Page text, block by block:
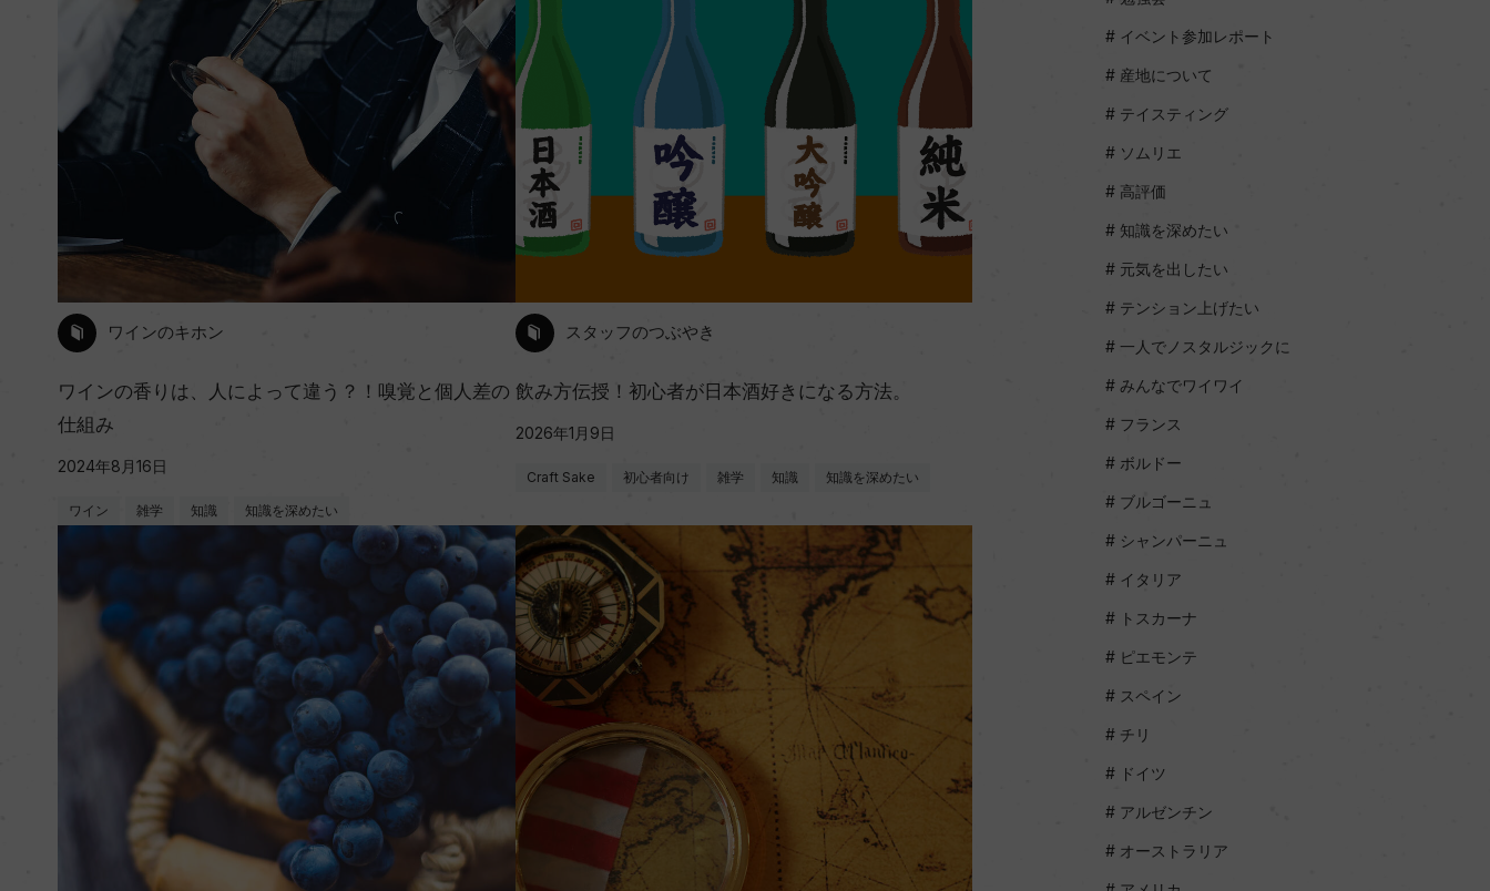
ワインのキホン
ワインの香りは、人によって違う？！嗅覚と個人差の
仕組み
2024年8月16日
ワイン 雑学 知識 知識を深めたい
スタッフのつぶやき
飲み方伝授！初心者が日本酒好きになる方法。
2026年1月9日
Craft Sake 初心者向け 雑学 知識 知識を深めたい
イベント参加レポート
産地について
テイスティング
ソムリエ
高評価
知識を深めたい
元気を出したい
テンション上げたい
一人でノスタルジックに
みんなでワイワイ
フランス
ボルドー
ブルゴーニュ
シャンパーニュ
イタリア
トスカーナ
ピエモンテ
スペイン
チリ
ドイツ
アルゼンチン
オーストラリア